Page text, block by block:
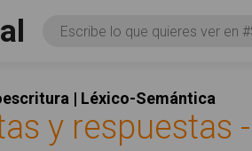
Consulta
| Léxico-Semántica
y respuestas
YouTubeTwitter